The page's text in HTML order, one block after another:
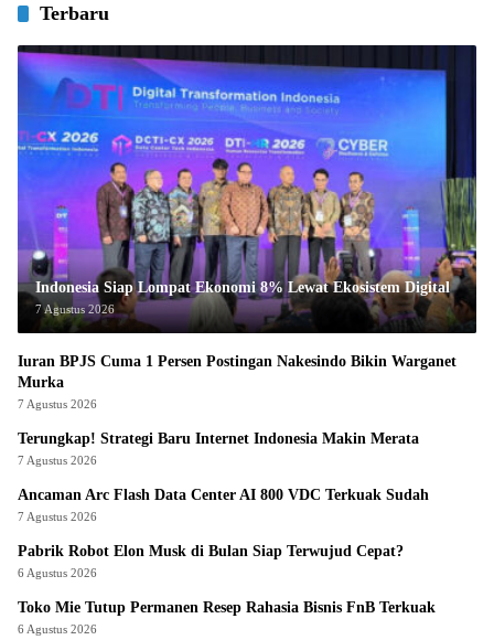
Terbaru
Indonesia Siap Lompat Ekonomi 8% Lewat Ekosistem Digital
7 Agustus 2026
Iuran BPJS Cuma 1 Persen Postingan Nakesindo Bikin Warganet
Murka
7 Agustus 2026
Terungkap! Strategi Baru Internet Indonesia Makin Merata
7 Agustus 2026
Ancaman Arc Flash Data Center AI 800 VDC Terkuak Sudah
7 Agustus 2026
Pabrik Robot Elon Musk di Bulan Siap Terwujud Cepat?
6 Agustus 2026
Toko Mie Tutup Permanen Resep Rahasia Bisnis FnB Terkuak
6 Agustus 2026